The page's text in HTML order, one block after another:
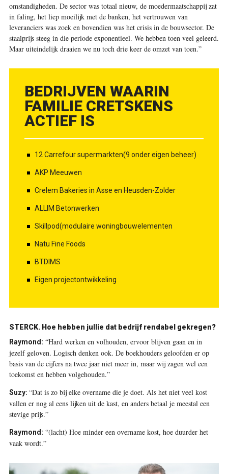
omstandigheden. De sector was totaal nieuw, de moedermaatschappij zat
in faling, het liep moeilijk met de banken, het vertrouwen van
leveranciers was zoek en bovendien was het crisis in de bouwsector. De
staalprijs steeg in die periode exponentieel. We hebben toen veel geleerd.
Maar uiteindelijk draaien we nu toch drie keer de omzet van toen.”
BEDRIJVEN WAARIN
FAMILIE CRETSKENS
ACTIEF IS
12 Carrefour supermarkten(9 onder eigen beheer)
AKP Meeuwen
Crelem Bakeries in Asse en Heusden-Zolder
ALLIM Betonwerken
Skillpod(modulaire woningbouwelementen
Natu Fine Foods
BTDIMS
Eigen projectontwikkeling
STERCK. Hoe hebben jullie dat bedrijf rendabel gekregen?
Raymond: “Hard werken en volhouden, ervoor blijven gaan en in
jezelf geloven. Logisch denken ook. De boekhouders geloofden er op
basis van de cijfers na twee jaar niet meer in, maar wij zagen wel een
toekomst en hebben volgehouden.”
Suzy: “Dat is zo bij elke overname die je doet. Als het niet veel kost
vallen er nog al eens lijken uit de kast, en anders betaal je meestal een
stevige prijs.”
Raymond: “(lacht) Hoe minder een overname kost, hoe duurder het
vaak wordt.”